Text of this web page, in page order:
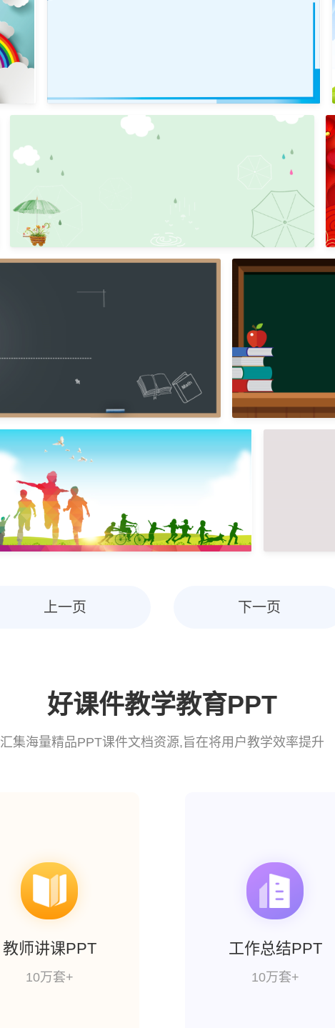
上一页 下一页
好课件教学教育PPT
汇集海量精品PPT课件文档资源,旨在将用户教学效率提升
教师讲课PPT
10万套+
工作总结PPT
10万套+